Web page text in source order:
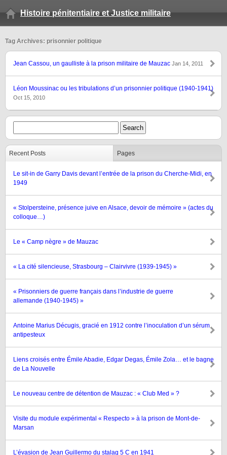
Histoire pénitentiaire et Justice militaire
Tag Archives: prisonnier politique
Jean Cassou, un gaulliste à la prison militaire de Mauzac Jan 14, 2011
Léon Moussinac ou les tribulations d’un prisonnier politique (1940-1941)
Oct 15, 2010
Recent Posts Pages
Le sit-in de Garry Davis devant l’entrée de la prison du Cherche-Midi, en
1949
« Stolpersteine, présence juive en Alsace, devoir de mémoire » (actes du
colloque…)
Le « Camp nègre » de Mauzac
« La cité silencieuse, Strasbourg – Clairvivre (1939-1945) »
« Prisonniers de guerre français dans l’industrie de guerre
allemande (1940-1945) »
Antoine Marius Décugis, gracié en 1912 contre l’inoculation d’un sérum
antipesteux
Liens croisés entre Émile Abadie, Edgar Degas, Émile Zola… et le bagne
de La Nouvelle
Le nouveau centre de détention de Mauzac : « Club Med » ?
Visite du module expérimental « Respecto » à la prison de Mont-de-
Marsan
L’évasion de Jean Guillermo du stalag 5 C en 1941